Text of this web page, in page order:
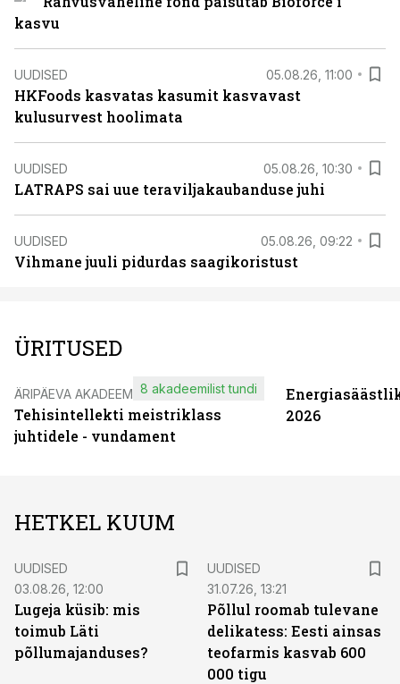
kasvu
UUDISED 05.08.26, 11:00
HKFoods kasvatas kasumit kasvavast
kulusurvest hoolimata
UUDISED 05.08.26, 10:30
LATRAPS sai uue teraviljakaubanduse juhi
UUDISED 05.08.26, 09:22
Vihmane juuli pidurdas saagikoristust
ÜRITUSED
ÄRIPÄEVA AKADEEMIA
Tehisintellekti meistriklass
juhtidele - vundament
8 akadeemilist tundi
2026
HETKEL KUUM
UUDISED
03.08.26, 12:00
Lugeja küsib: mis
toimub Läti
põllumajanduses?
UUDISED
31.07.26, 13:21
Põllul roomab tulevane
delikatess: Eesti ainsas
teofarmis kasvab 600
000 tigu